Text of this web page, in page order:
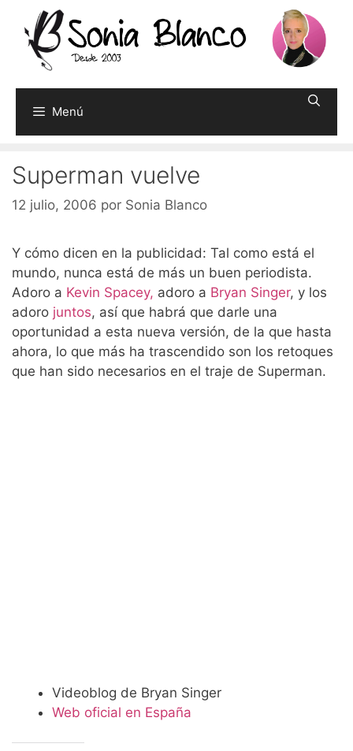
contenido
Menú
Superman vuelve
12 julio, 2006 por Sonia Blanco
Y cómo dicen en la publicidad: Tal como está el
mundo, nunca está de más un buen periodista.
Adoro a Kevin Spacey, adoro a Bryan Singer, y los
adoro juntos, así que habrá que darle una
oportunidad a esta nueva versión, de la que hasta
ahora, lo que más ha trascendido son los retoques
que han sido necesarios en el traje de Superman.
Videoblog de Bryan Singer
Web oficial en España